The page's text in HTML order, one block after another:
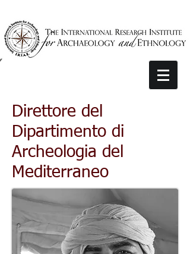
Direttore del
Dipartimento di
Archeologia del
Mediterraneo